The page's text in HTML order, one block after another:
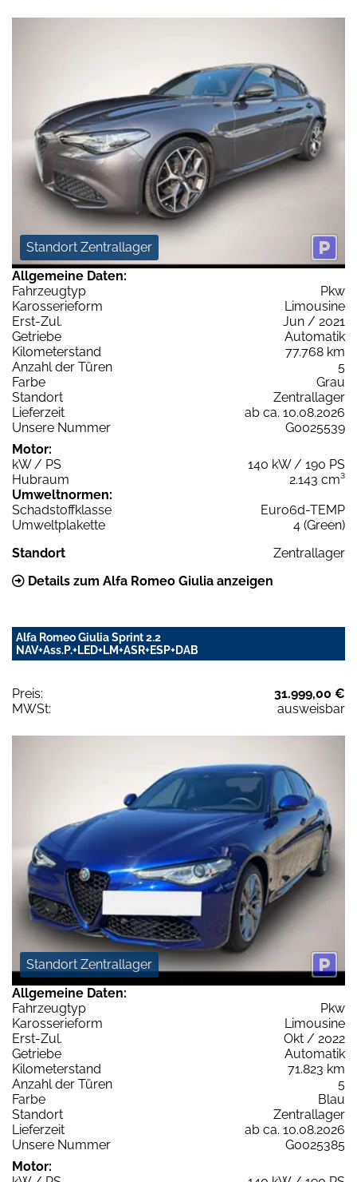
Standort Zentrallager
Allgemeine Daten:
Fahrzeugtyp
Pkw
Karosserieform
Limousine
Erst-Zul.
Jun / 2021
Getriebe
Automatik
Kilometerstand
77.768 km
Anzahl der Türen
5
Farbe
Grau
Standort
Zentrallager
Lieferzeit
ab ca. 10.08.2026
Unsere Nummer
G0025539
Motor:
kW / PS
140 kW / 190 PS
Hubraum
2.143 cm³
Umweltnormen:
Schadstoffklasse
Euro6d-TEMP
Umweltplakette
4 (Green)
Standort
Zentrallager
Details zum Alfa Romeo Giulia anzeigen
Alfa Romeo Giulia Sprint 2.2
NAV+Ass.P.+LED+LM+ASR+ESP+DAB
Preis:
31.999,00 €
MWSt:
ausweisbar
Standort Zentrallager
Allgemeine Daten:
Fahrzeugtyp
Pkw
Karosserieform
Limousine
Erst-Zul.
Okt / 2022
Getriebe
Automatik
Kilometerstand
71.823 km
Anzahl der Türen
5
Farbe
Blau
Standort
Zentrallager
Lieferzeit
ab ca. 10.08.2026
Unsere Nummer
G0025385
Motor: